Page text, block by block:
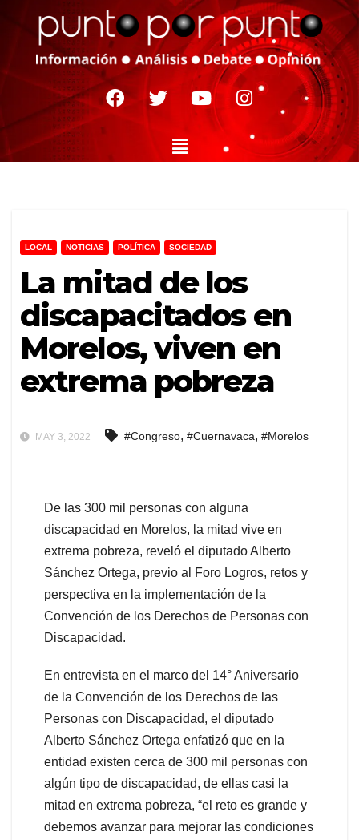
LOCAL NOTICIAS POLÍTICA SOCIEDAD
La mitad de los
discapacitados en
Morelos, viven en
extrema pobreza
MAY 3, 2022 #Congreso, #Cuernavaca, #Morelos
De las 300 mil personas con alguna
discapacidad en Morelos, la mitad vive en
extrema pobreza, reveló el diputado Alberto
Sánchez Ortega, previo al Foro Logros, retos y
perspectiva en la implementación de la
Convención de los Derechos de Personas con
Discapacidad.
En entrevista en el marco del 14° Aniversario
de la Convención de los Derechos de las
Personas con Discapacidad, el diputado
Alberto Sánchez Ortega enfatizó que en la
entidad existen cerca de 300 mil personas con
algún tipo de discapacidad, de ellas casi la
mitad en extrema pobreza, “el reto es grande y
debemos avanzar para mejorar las condiciones